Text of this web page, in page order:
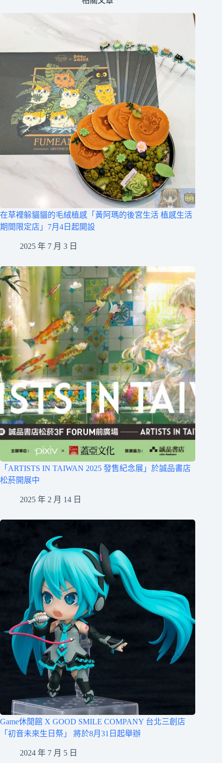
在草裡躲貓貓的毛絨植感「黃阿瑪的後宮生活 植感生活
期間限定店」7月4日起開設
2025 年 7 月 3 日
「ARTISTS IN TAIWAN 2025 發售紀念展」於誠品書店
松菸開展中
2025 年 2 月 14 日
Game休閒館 X GOOD SMILE COMPANY 台北三創店
「初音未來生日祭」 將於8月31日起舉辦
2024 年 7 月 5 日